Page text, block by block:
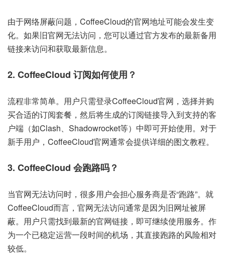
由于网络屏蔽问题，CoffeeCloud的官网地址可能会发生变
化。如果旧官网无法访问，您可以通过官方发布的最新备用
链接来访问和获取最新信息。
2. CoffeeCloud 订阅如何使用？
流程非常简单。用户只需登录CoffeeCloud官网，选择并购
买合适的订阅套餐，然后将生成的订阅链接导入到支持的客
户端（如Clash、Shadowrocket等）中即可开始使用。对于
新手用户，CoffeeCloud官网通常会提供详细的图文教程。
3. CoffeeCloud 会跑路吗？
当官网无法访问时，很多用户会担心服务商是否“跑路”。就
CoffeeCloud而言，官网无法访问通常是因为旧网址被屏
蔽。用户只需找到最新的官网链接，即可继续使用服务。作
为一个已稳定运营一段时间的机场，其直接跑路的风险相对
较低。